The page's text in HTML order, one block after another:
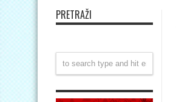
PRETRAŽI